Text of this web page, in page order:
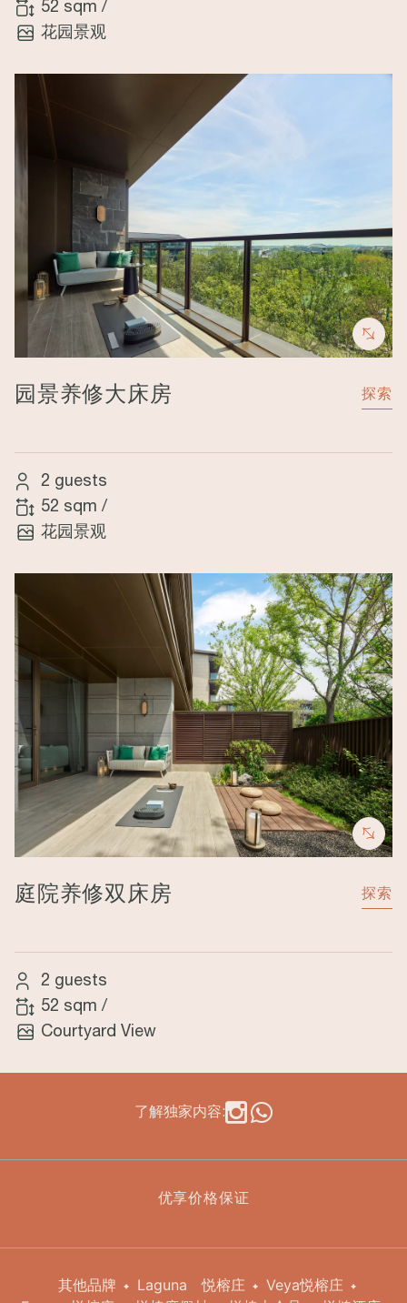
52 sqm /
花园景观
Image
园景养修大床房 探索
2 guests
52 sqm /
花园景观
庭院养修双床房 探索
2 guests
52 sqm /
Courtyard View
了解独家内容:
优享价格保证
其他品牌 Laguna 悦榕庄
Veya悦榕庄